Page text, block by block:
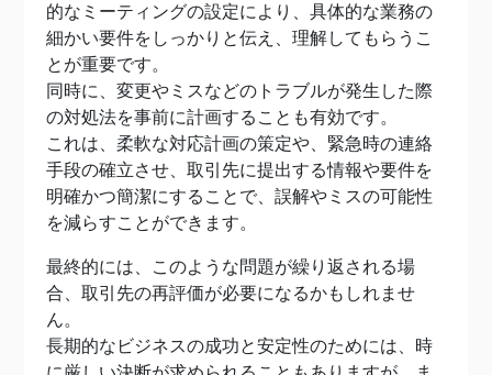
的なミーティングの設定により、具体的な業務の
細かい要件をしっかりと伝え、理解してもらうこ
とが重要です。
同時に、変更やミスなどのトラブルが発生した際
の対処法を事前に計画することも有効です。
これは、柔軟な対応計画の策定や、緊急時の連絡
手段の確立させ、取引先に提出する情報や要件を
明確かつ簡潔にすることで、誤解やミスの可能性
を減らすことができます。
最終的には、このような問題が繰り返される場
合、取引先の再評価が必要になるかもしれませ
ん。
長期的なビジネスの成功と安定性のためには、時